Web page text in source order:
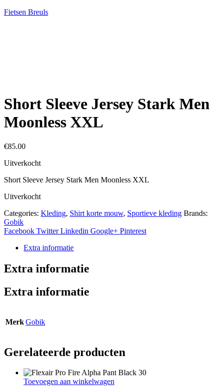
Fietsen Breuls
Short Sleeve Jersey Stark Men
Moonless XXL
€85.00
Uitverkocht
Short Sleeve Jersey Stark Men Moonless XXL
Uitverkocht
Categories: Kleding, Shirt korte mouw, Sportieve kleding Brands:
Gobik
Facebook Twitter Linkedin Google+ Pinterest
Extra informatie
Extra informatie
Extra informatie
MerkGobik
Gerelateerde producten
Toevoegen aan winkelwagen